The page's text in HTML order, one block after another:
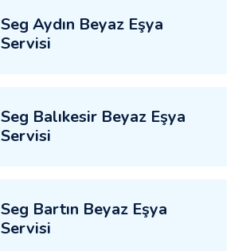
Seg Aydın Beyaz Eşya
Servisi
Seg Balıkesir Beyaz Eşya
Servisi
Seg Bartın Beyaz Eşya
Servisi